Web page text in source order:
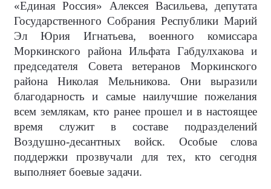
«Единая Россия» Алексея Васильева, депутата
Государственного Собрания Республики Марий
Эл Юрия Игнатьева, военного комиссара
Моркинского района Ильфата Габдулхакова и
председателя Совета ветеранов Моркинского
района Николая Мельникова. Они выразили
благодарность и самые наилучшие пожелания
всем землякам, кто ранее прошел и в настоящее
время служит в составе подразделений
Воздушно-десантных войск. Особые слова
поддержки прозвучали для тех, кто сегодня
выполняет боевые задачи.